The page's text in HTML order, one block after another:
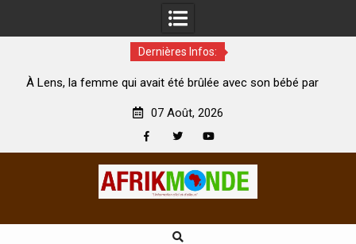
Dernières Infos:
avait été brûlée avec son bébé par
Coopération: Le
07 Août, 2026